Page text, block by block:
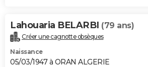
Lahouaria BELARBI (79 ans)
Créer une cagnotte obsèques
Naissance
05/03/1947 à ORAN ALGERIE